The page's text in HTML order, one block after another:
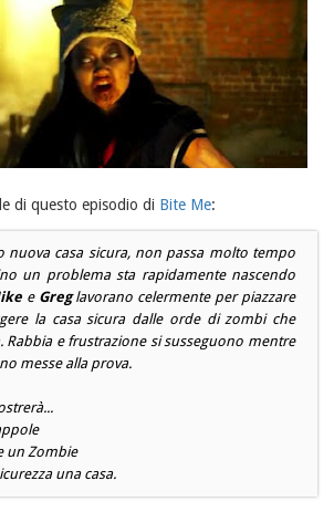
di questo episodio di Bite Me:
nuova casa sicura, non passa molto tempo
un problema sta rapidamente nascendo
e Greglavorano celermente per piazzare
la casa sicura dalle orde di zombi che
Rabbia e frustrazione si susseguono mentre
messe alla prova.
un Zombie
una casa.